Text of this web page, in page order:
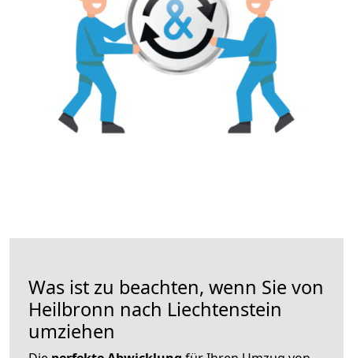
Was ist zu beachten, wenn Sie von
Heilbronn nach Liechtenstein
umziehen